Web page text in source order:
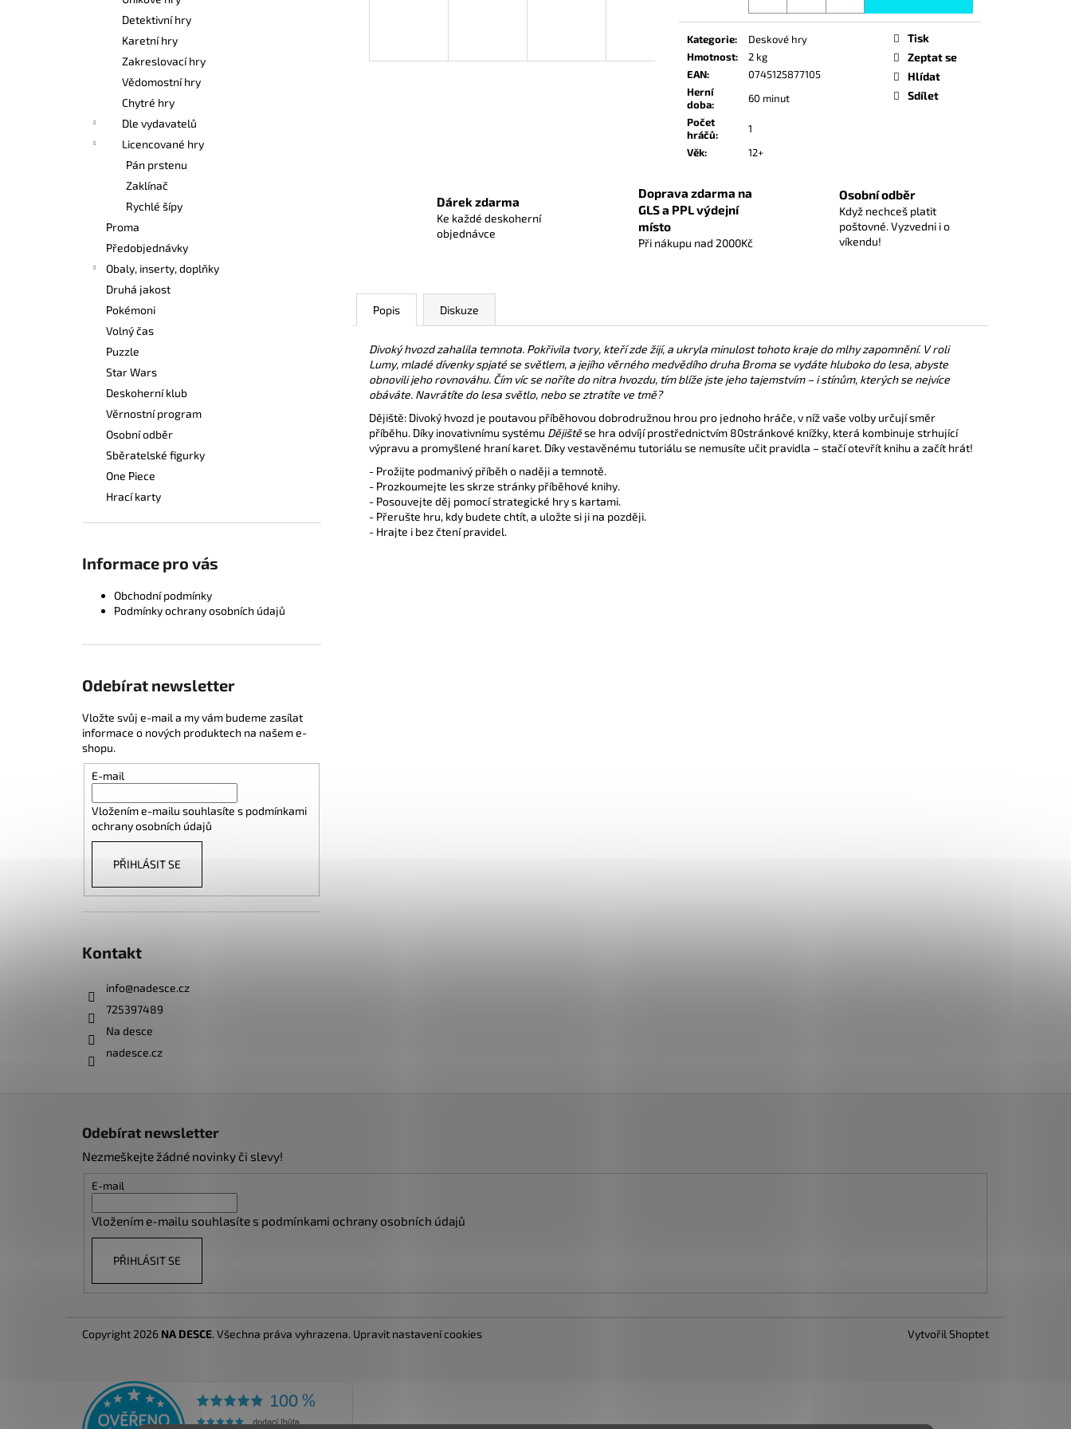
Detektivní hry
Karetní hry
Zakreslovací hry
Vědomostní hry
Chytré hry
Dle vydavatelů
Licencované hry
Pán prstenu
Zaklínač
Rychlé šípy
Proma
Předobjednávky
Obaly, inserty, doplňky
Druhá jakost
Pokémoni
Volný čas
Puzzle
Star Wars
Deskoherní klub
Věrnostní program
Osobní odběr
Sběratelské figurky
One Piece
Hrací karty
Informace pro vás
Obchodní podmínky
Podmínky ochrany osobních údajů
Odebírat newsletter
Vložte svůj e-mail a my vám budeme zasílat
informace o nových produktech na našem e-
shopu.
E-mail
Vložením e-mailu souhlasíte s podmínkami
ochrany osobních údajů
PŘIHLÁSIT SE
Kontakt
info@nadesce.cz
725397489
Na desce
nadesce.cz
Kategorie:
Deskové hry
Hmotnost:
2 kg
EAN:
0745125877105
Herní
doba:
60 minut
Počet
hráčů:
1
Věk: 12+
Tisk
Zeptat se
Hlídat
Sdílet
Dárek zdarma
Ke každé deskoherní
objednávce
Doprava zdarma na
GLS a PPL výdejní
místo
Při nákupu nad 2000Kč
Osobní odběr
Když nechceš platit
poštovné. Vyzvedni i o
víkendu!
Popis Diskuze
Divoký hvozd zahalila temnota. Pokřivila tvory, kteří zde žijí, a ukryla minulost tohoto kraje do mlhy zapomnění. V roli
Lumy, mladé dívenky spjaté se světlem, a jejího věrného medvědího druha Broma se vydáte hluboko do lesa, abyste
obnovili jeho rovnováhu. Čím víc se noříte do nitra hvozdu, tím blíže jste jeho tajemstvím – i stínům, kterých se nejvíce
obáváte. Navrátíte do lesa světlo, nebo se ztratíte ve tmě?
Dějiště: Divoký hvozd je poutavou příběhovou dobrodružnou hrou pro jednoho hráče, v níž vaše volby určují směr
příběhu. Díky inovativnímu systému Dějištěse hra odvíjí prostřednictvím 80stránkové knížky, která kombinuje strhující
výpravu a promyšlené hraní karet. Díky vestavěnému tutoriálu se nemusíte učit pravidla – stačí otevřít knihu a začít hrát!
- Prožijte podmanivý příběh o naději a temnotě.
- Prozkoumejte les skrze stránky příběhové knihy.
- Posouvejte děj pomocí strategické hry s kartami.
- Přerušte hru, kdy budete chtít, a uložte si ji na později.
- Hrajte i bez čtení pravidel.
POKÉMON TCG: FIRST PARTNER
ILLUSTRATION COLLECTION - SERIES 3
1 099 Kč
949 Kč
Odebírat newsletter
Nezmeškejte žádné novinky či slevy!
E-mail
Vložením e-mailu souhlasíte s podmínkami ochrany osobních údajů
PŘIHLÁSIT SE
Vytvořil Shoptet
Copyright 2026 NA DESCE. Všechna práva vyhrazena. Upravit nastavení cookies